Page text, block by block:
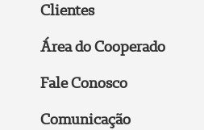
Clientes
Área do Cooperado
Fale Conosco
Comunicação